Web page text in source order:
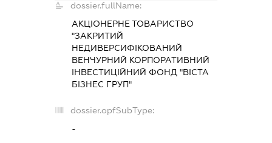
dossier.fullName:
АКЦІОНЕРНЕ ТОВАРИСТВО
"ЗАКРИТИЙ
НЕДИВЕРСИФІКОВАНИЙ
ВЕНЧУРНИЙ КОРПОРАТИВНИЙ
ІНВЕСТИЦІЙНИЙ ФОНД "ВІСТА
БІЗНЕС ГРУП"
dossier.opfSubType:
-